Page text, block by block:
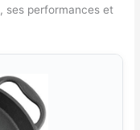
ses performances et